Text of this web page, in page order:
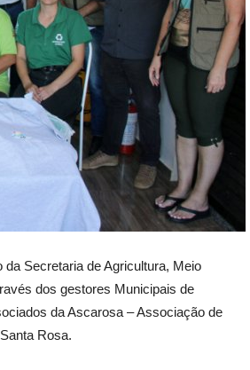
Secretaria de Agricultura, Meio
dos gestores Municipais de
da Ascarosa – Associação de
Rosa.